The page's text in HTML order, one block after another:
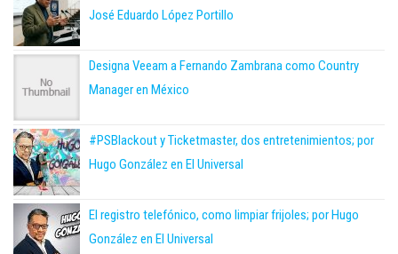
José Eduardo López Portillo
Designa Veeam a Fernando Zambrana como Country
Manager en México
#PSBlackout y Ticketmaster, dos entretenimientos; por
Hugo González en El Universal
El registro telefónico, como limpiar frijoles; por Hugo
González en El Universal